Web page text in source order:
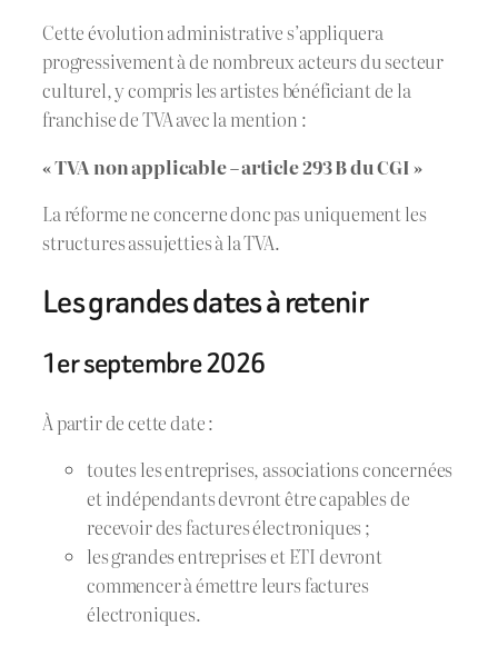
Cette évolution administrative s’appliquera
progressivement à de nombreux acteurs du secteur
culturel, y compris les artistes bénéficiant de la
franchise de TVA avec la mention :
« TVA non applicable – article 293 B du CGI »
La réforme ne concerne donc pas uniquement les
structures assujetties à la TVA.
Les grandes dates à retenir
1er septembre 2026
À partir de cette date :
toutes les entreprises, associations concernées
et indépendants devront être capables de
recevoir des factures électroniques ;
les grandes entreprises et ETI devront
commencer à émettre leurs factures
électroniques.